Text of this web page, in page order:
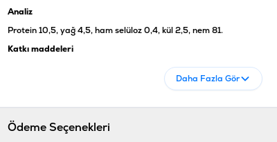
Analiz
Protein 10,5, yağ 4,5, ham selüloz 0,4, kül 2,5, nem 81.
Katkı maddeleri
Tedarikçi Ürün Kodu
Daha Fazla Gör
Ödeme Seçenekleri